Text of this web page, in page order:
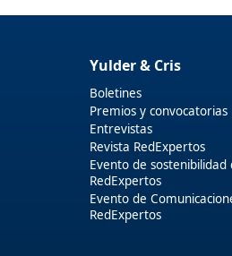
Yulder & Cris
Boletines
Premios y convocatorias
Entrevistas
Revista RedExpertos
Evento de sostenibilidad
RedExpertos
Evento de
RedExpertos